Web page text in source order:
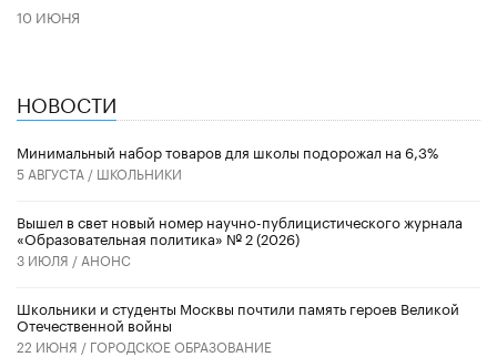
10 ИЮНЯ
НОВОСТИ
Минимальный набор товаров для школы подорожал на 6,3%
5 АВГУСТА / ШКОЛЬНИКИ
Вышел в свет новый номер научно-публицистического журнала
«Образовательная политика» № 2 (2026)
3 ИЮЛЯ / АНОНС
Школьники и студенты Москвы почтили память героев Великой
Отечественной войны
22 ИЮНЯ / ГОРОДСКОЕ ОБРАЗОВАНИЕ